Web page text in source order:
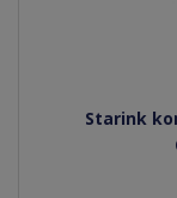
Starink